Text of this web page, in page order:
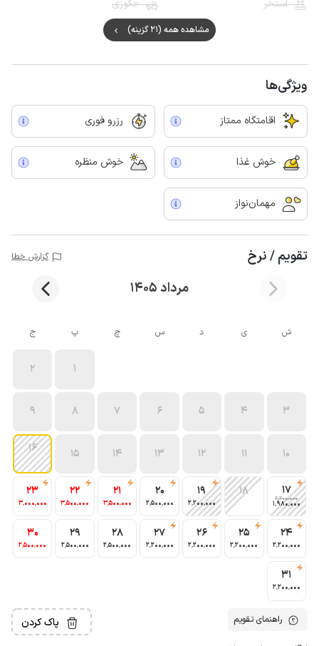
استخر
جکوزی
مشاهده همه (21 گزینه)
ویژگی‌ها
اقامتگاه ممتاز رزرو فوری
خوش غذا خوش منظره
مهمان‌نواز
تقویم / نرخ گزارش خطا
مرداد 1405
ش ی د س چ پ ج
1
2
3
4
5
6
7
8
9
10
11
12
13
14
15
16
17
2٬200٬000
1٬980٬000
18
19
2٬200٬000
20
2٬500٬000
21
3٬500٬000
22
3٬500٬000
23
3٬000٬000
24
2٬200٬000
25
2٬200٬000
26
2٬200٬000
27
2٬200٬000
28
2٬500٬000
29
2٬500٬000
30
2٬500٬000
31
2٬200٬000
راهنمای تقویم پاک کردن